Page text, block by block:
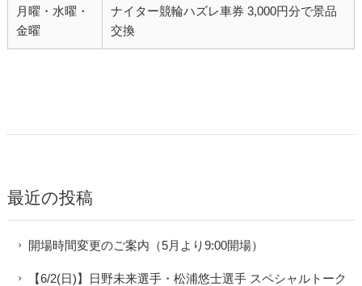
月曜・水曜・
金曜
ナイター競輪ハズレ車券 3,000円分で景品
交換
最近の投稿
開場時間変更のご案内（5月より9:00開場）
【6/2(日)】日野未来選手・松浦悠士選手 スペシャルトーク